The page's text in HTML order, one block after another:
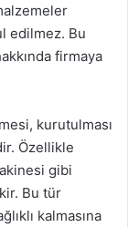
edilmez. Bu
firmaya
kurutulması
Özellikle
gibi
Bu tür
kalmasına